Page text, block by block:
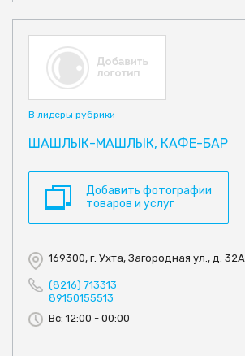
В лидеры рубрики
ШАШЛЫК-МАШЛЫК, КАФЕ-БАР
Добавить фотографии
товаров и услуг
169300, г. Ухта, Загородная ул., д. 32А
(8216) 713313
89150155513
Вс: 12:00 - 00:00